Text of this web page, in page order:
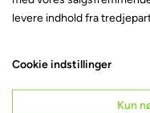
Elbil
levere indhold fra
Cookie indstillinger
Kun